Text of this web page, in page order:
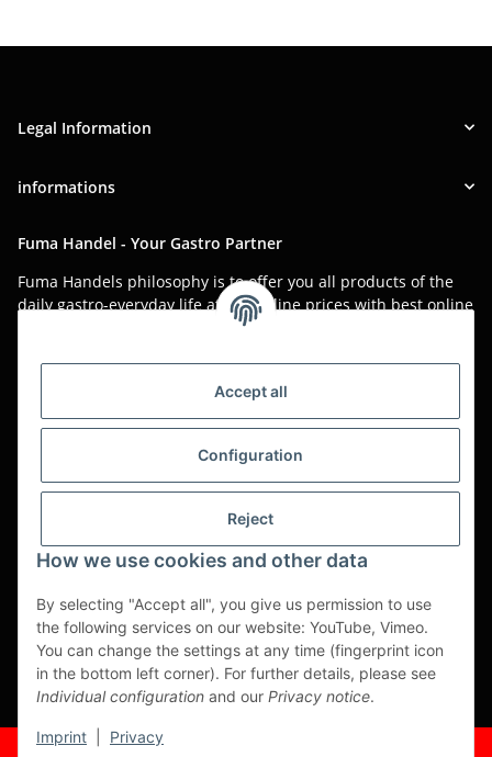
Accept all
Configuration
Reject
How we use cookies and other data
By selecting "Accept all", you give us permission to use
the following services on our website: YouTube, Vimeo.
You can change the settings at any time (fingerprint icon
in the bottom left corner). For further details, please see
Individual configuration and our Privacy notice.
Imprint Privacy
Legal Information
informations
Fuma Handel - Your Gastro Partner
Fuma Handels philosophy is to offer you all products of the
daily gastro-everyday life at low online prices with best online
Asian food, restaurant decorations, tableware, napkins,
packaging or kitchen machines - we import worldwide to offer
you the perfect product at the best price.
We have been serving you for over 20 years!
All prices are unit prices and are net plus applicable VAT.
customers will not be processed!
Translated with www.DeepL.com/Translator (free version)
Partner-Sites
https://ruuga.de
* All prices exclusive legalVAT , plus shipping fees